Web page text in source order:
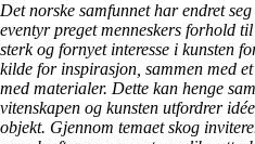
Det norske samfunnet har endret
eventyr preget menneskers forhold
sterk og fornyet interesse i kunsten
kilde for inspirasjon, sammen med
med materialer. Dette kan henge
vitenskapen og kunsten utfordrer
objekt. Gjennom temaet skog